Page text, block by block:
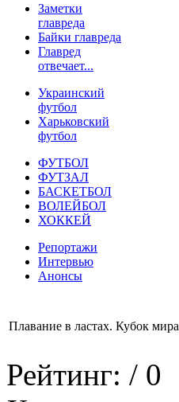
Заметки
главреда
Байки главреда
Главред
отвечает...
Украинский
футбол
Харьковский
футбол
ФУТБОЛ
ФУТЗАЛ
БАСКЕТБОЛ
ВОЛЕЙБОЛ
ХОККЕЙ
Репортажи
Интервью
Анонсы
Плавание в ластах. Кубок мира
Рейтинг: / 0